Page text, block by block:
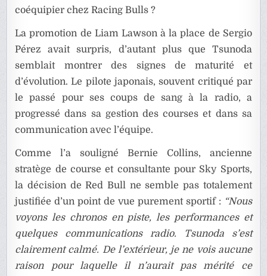
coéquipier chez Racing Bulls ?
La promotion de Liam Lawson à la place de Sergio
Pérez avait surpris, d’autant plus que Tsunoda
semblait montrer des signes de maturité et
d’évolution. Le pilote japonais, souvent critiqué par
le passé pour ses coups de sang à la radio, a
progressé dans sa gestion des courses et dans sa
communication avec l’équipe.
Comme l’a souligné Bernie Collins, ancienne
stratège de course et consultante pour Sky Sports,
la décision de Red Bull ne semble pas totalement
justifiée d’un point de vue purement sportif : “Nous
voyons les chronos en piste, les performances et
quelques communications radio. Tsunoda s’est
clairement calmé. De l’extérieur, je ne vois aucune
raison pour laquelle il n’aurait pas mérité ce